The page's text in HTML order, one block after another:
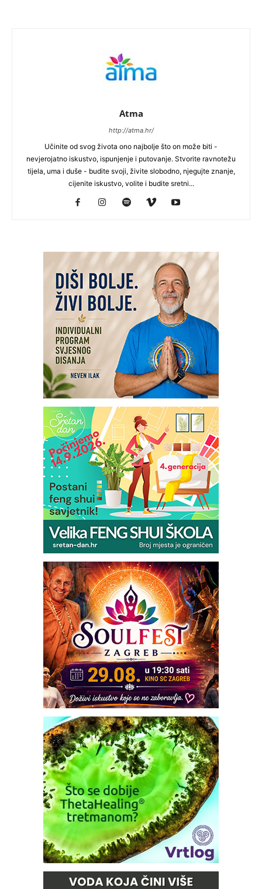
Atma
http://atma.hr/
Učinite od svog života ono najbolje što on može biti -
nevjerojatno iskustvo, ispunjenje i putovanje. Stvorite ravnotežu
tijela, uma i duše - budite svoji, živite slobodno, njegujte znanje,
cijenite iskustvo, volite i budite sretni...